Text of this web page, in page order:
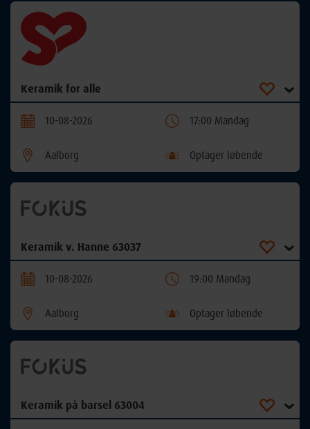
Keramik for alle
10-08-2026 17:00 Mandag
Aalborg Optager løbende
Keramik v. Hanne 63037
10-08-2026 19:00 Mandag
Aalborg Optager løbende
Keramik på barsel 63004